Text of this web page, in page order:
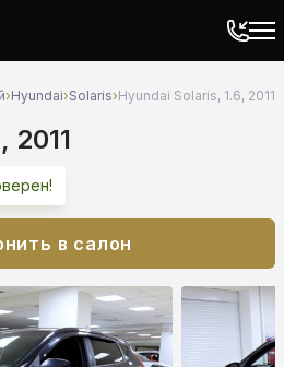
›Hyundai›Solaris›Hyundai Solaris, 1.6, 2011
2011
в салон